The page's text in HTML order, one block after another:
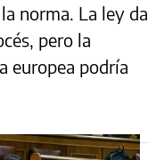
norma. La ley da
pero la
europea podría